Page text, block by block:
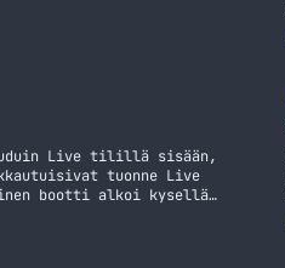
Live tilillä sisään,
tuonne Live
bootti alkoi kysellä
päätin sitten säätää ja
lukemista Windows 8